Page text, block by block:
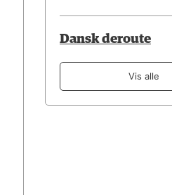
Dansk deroute
Vis alle